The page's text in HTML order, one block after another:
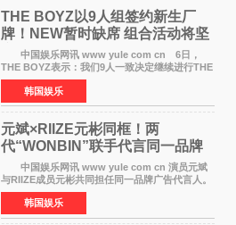
THE BOYZ以9人组签约新生厂
牌！NEW暂时缺席 组合活动将坚
定不移继续
中国娱乐网讯 www yule com cn 6日，
THE BOYZ表示：我们9人一致决定继续进行THE
BOYZ组合活动，并且已经完成了组合团体活动
签约。目前正在新生厂牌下进行活动准备。尚未
离开THE BOYZ原所
韩国娱乐
元斌×RIIZE元彬同框！两
代“WONBIN”联手代言同一品牌
颜值天花板合体
中国娱乐网讯 www yule com cn 演员元斌
与RIIZE成员元彬共同担任同一品牌广告代言人。
6日据独家报道，继演员元斌之后，RIIZE元彬最
近也被选为某在线中介平台A公司的共同广告代言
人，两人将作
韩国娱乐